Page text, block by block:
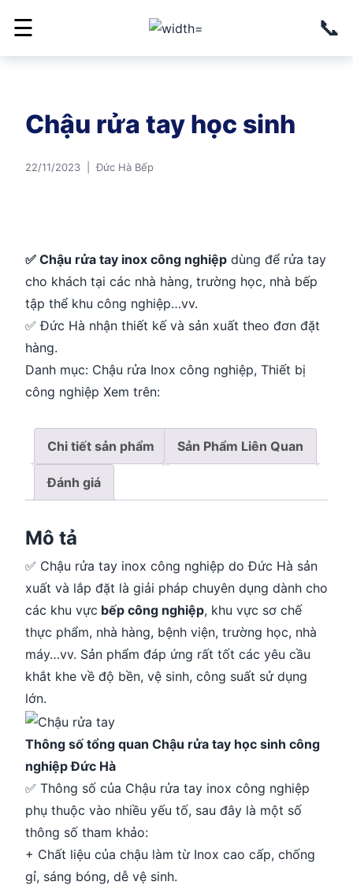
☰ 📞
Chậu rửa tay học sinh
22/11/2023 | Đức Hà Bếp
✅ Chậu rửa tay inox công nghiệp dùng để rửa tay
cho khách tại các nhà hàng, trường học, nhà bếp
tập thể khu công nghiệp…vv.
✅ Đức Hà nhận thiết kế và sản xuất theo đơn đặt
hàng.
Danh mục: Chậu rửa Inox công nghiệp, Thiết bị
công nghiệp Xem trên:
Chi tiết sản phẩm Sản Phẩm Liên Quan
Đánh giá
Mô tả
✅ Chậu rửa tay inox công nghiệp do Đức Hà sản
xuất và lắp đặt là giải pháp chuyên dụng dành cho
các khu vực bếp công nghiệp, khu vực sơ chế
thực phẩm, nhà hàng, bệnh viện, trường học, nhà
máy…vv. Sản phẩm đáp ứng rất tốt các yêu cầu
khắt khe về độ bền, vệ sinh, công suất sử dụng
lớn.
Thông số tổng quan Chậu rửa tay học sinh công
nghiệp Đức Hà
✅ Thông số của Chậu rửa tay inox công nghiệp
phụ thuộc vào nhiều yếu tố, sau đây là một số
thông số tham khảo:
+ Chất liệu của chậu làm từ Inox cao cấp, chống
gỉ, sáng bóng, dễ vệ sinh.